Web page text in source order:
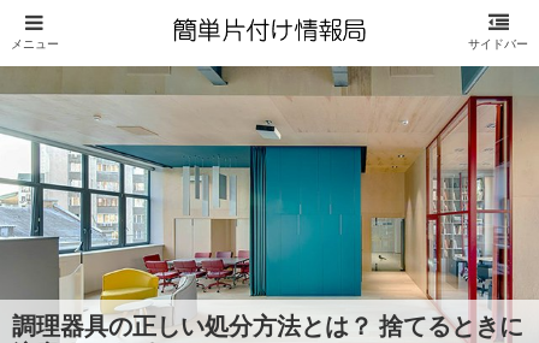
調理器具の正しい処分方法とは？ 捨てるときに